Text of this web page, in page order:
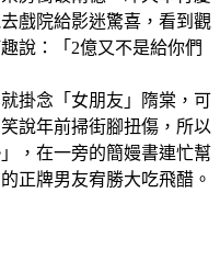
戲院給影迷驚喜，看到觀
說：「2億又不是給你們
掛念「女朋友」隋棠，可
說年前掃街腳扭傷，所以
，在一旁的簡嫚書連忙幫
正牌男友宥勝大吃飛醋。